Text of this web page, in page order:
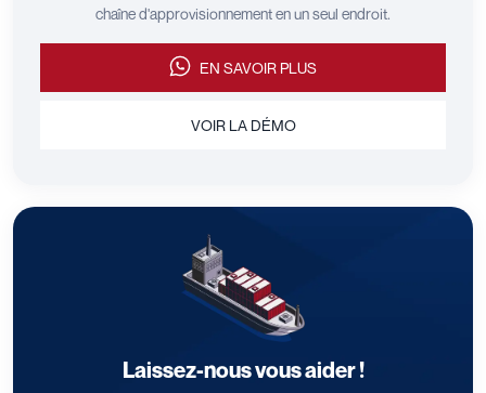
chaîne d'approvisionnement en un seul endroit.
EN SAVOIR PLUS
VOIR LA DÉMO
Laissez-nous vous aider !